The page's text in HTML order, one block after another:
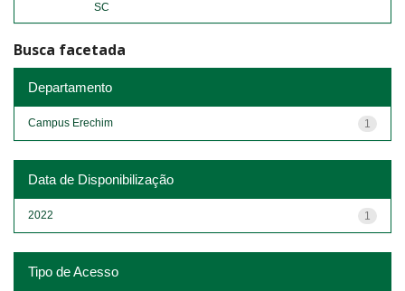
SC
Busca facetada
Departamento
1
Campus Erechim
Data de Disponibilização
1
2022
Tipo de Acesso